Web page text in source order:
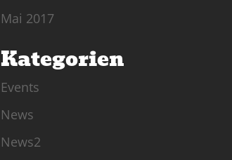
Mai 2017
Kategorien
Events
News
News2